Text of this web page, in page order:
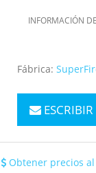
INFORMACIÓN
Fábrica:
Obtener precios